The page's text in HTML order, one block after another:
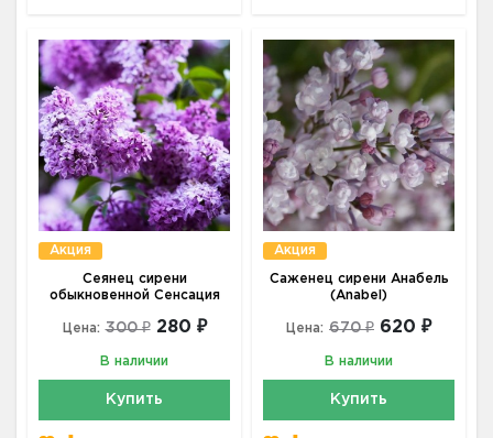
Акция
Сеянец сирени
обыкновенной Сенсация
Цена: 300 ₽ 280 ₽
В наличии
Купить
Акция
Саженец сирени Анабель
(Anabel)
Цена: 670 ₽ 620 ₽
В наличии
Купить